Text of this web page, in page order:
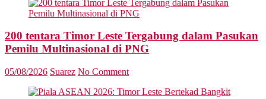
200 tentara Timor Leste Tergabung dalam Pasukan
Pemilu Multinasional di PNG
05/08/2026 Suarez No Comment